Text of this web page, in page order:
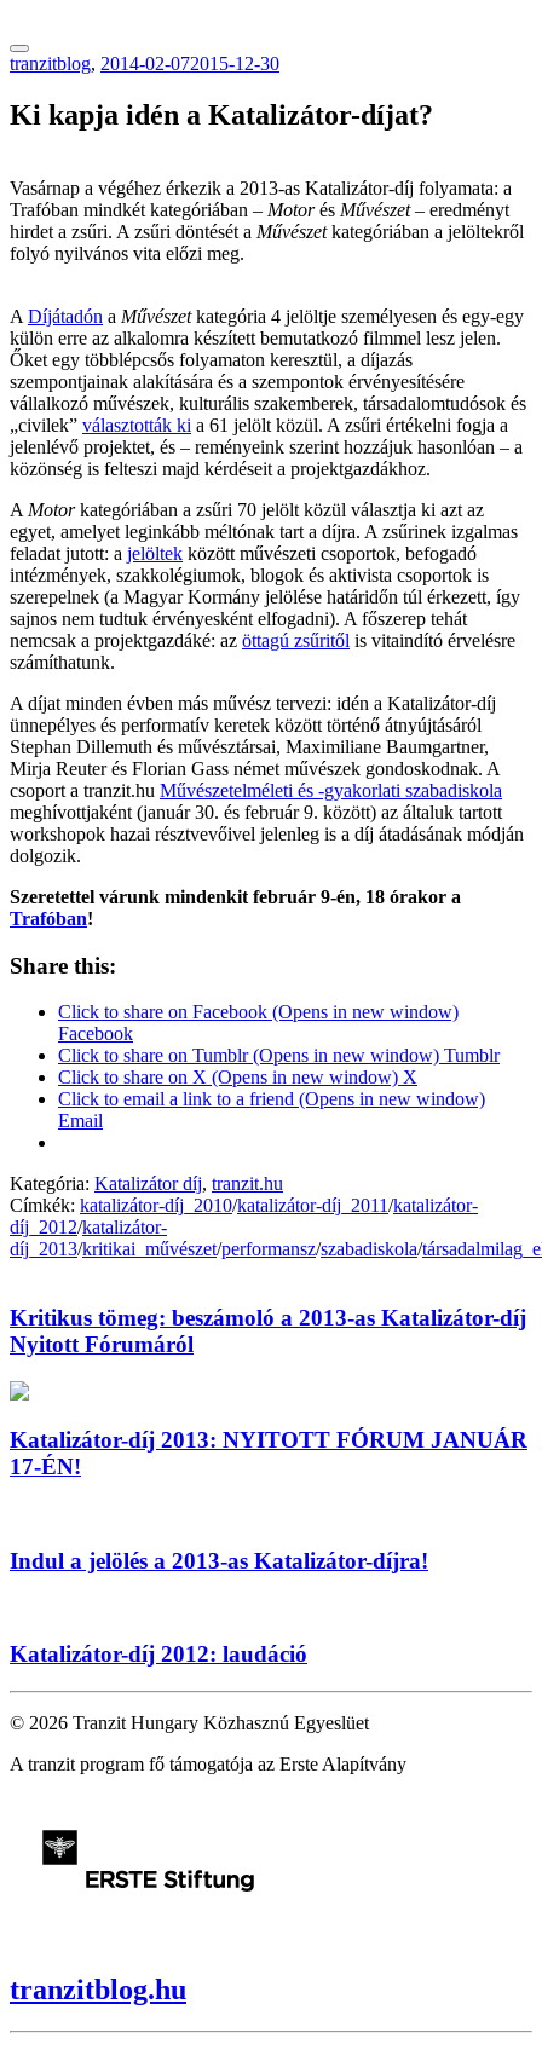
tranzitblog, 2014-02-072015-12-30
Ki kapja idén a Katalizátor-díjat?
Vasárnap a végéhez érkezik a 2013-as Katalizátor-díj folyamata: a
Trafóban mindkét kategóriában – Motorés Művészet– eredményt
hirdet a zsűri. A zsűri döntését a Művészetkategóriában a jelöltekről
folyó nyilvános vita előzi meg.
A Díjátadón a Művészetkategória 4 jelöltje személyesen és egy-egy
külön erre az alkalomra készített bemutatkozó filmmel lesz jelen.
Őket egy többlépcsős folyamaton keresztül, a díjazás
szempontjainak alakítására és a szempontok érvényesítésére
vállalkozó művészek, kulturális szakemberek, társadalomtudósok és
„civilek” választották ki a 61 jelölt közül. A zsűri értékelni fogja a
jelenlévő projektet, és – reményeink szerint hozzájuk hasonlóan – a
közönség is felteszi majd kérdéseit a projektgazdákhoz.
A Motorkategóriában a zsűri 70 jelölt közül választja ki azt az
egyet, amelyet leginkább méltónak tart a díjra. A zsűrinek izgalmas
feladat jutott: a jelöltek között művészeti csoportok, befogadó
intézmények, szakkolégiumok, blogok és aktivista csoportok is
szerepelnek (a Magyar Kormány jelölése határidőn túl érkezett, így
sajnos nem tudtuk érvényesként elfogadni). A főszerep tehát
nemcsak a projektgazdáké: az öttagú zsűritől is vitaindító érvelésre
számíthatunk.
A díjat minden évben más művész tervezi: idén a Katalizátor-díj
ünnepélyes és performatív keretek között történő átnyújtásáról
Stephan Dillemuth és művésztársai, Maximiliane Baumgartner,
Mirja Reuter és Florian Gass német művészek gondoskodnak. A
csoport a tranzit.hu Művészetelméleti és -gyakorlati szabadiskola
meghívottjaként (január 30. és február 9. között) az általuk tartott
workshopok hazai résztvevőivel jelenleg is a díj átadásának módján
dolgozik.
Szeretettel várunk mindenkit február 9-én, 18 órakor a
Trafóban!
Share this:
Click to share on Facebook (Opens in new window)
Facebook
Click to share on Tumblr (Opens in new window) Tumblr
Click to share on X (Opens in new window) X
Click to email a link to a friend (Opens in new window)
Email
Kategória: Katalizátor díj, tranzit.hu
Címkék: katalizátor-díj_2010/katalizátor-díj_2011/katalizátor-
díj_2012/katalizátor-
díj_2013/kritikai_művészet/performansz/szabadiskola/
Kritikus tömeg: beszámoló a 2013-as Katalizátor-díj
Nyitott Fórumáról
Katalizátor-díj 2013: NYITOTT FÓRUM JANUÁR
17-ÉN!
Indul a jelölés a 2013-as Katalizátor-díjra!
Katalizátor-díj 2012: laudáció
© 2026 Tranzit Hungary Közhasznú Egyeslüet
A tranzit program fő támogatója az Erste Alapítvány
tranzitblog.hu